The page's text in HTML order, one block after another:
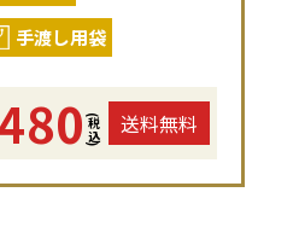
手渡し用袋
(税込) 送料無料